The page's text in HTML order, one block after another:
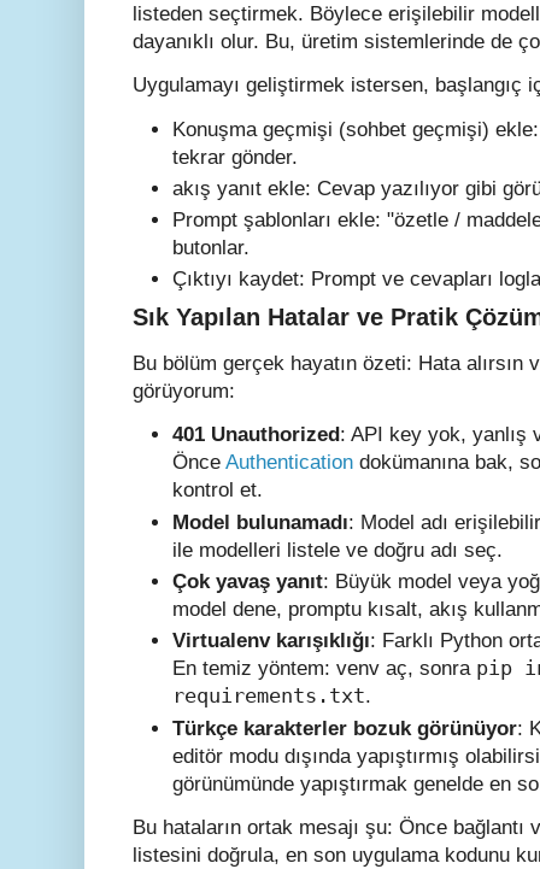
listeden seçtirmek. Böylece erişilebilir
dayanıklı olur. Bu, üretim sistemlerinde de
Uygulamayı geliştirmek istersen, başlangıç
Konuşma geçmişi (sohbet geçmişi)
tekrar gönder.
akış yanıt ekle: Cevap yazılıyor gibi
Prompt şablonları ekle: "özetle /
butonlar.
Çıktıyı kaydet: Prompt ve cevapları
Sık Yapılan Hatalar ve Pratik
Bu bölüm gerçek hayatın özeti: Hata alırsın
görüyorum:
401 Unauthorized : API key yok, yanlış
Önce Authentication dokümanına bak,
kontrol et.
Model bulunamadı: Model adı
ile modelleri listele ve doğru adı seç.
Çok yavaş yanıt: Büyük model veya
model dene, promptu kısalt, akış
Virtualenv karışıklığı: Farklı Python
En temiz yöntem: venv aç, sonra pip
requirements.txt.
Türkçe karakterler bozuk görünüyor:
editör modu dışında yapıştırmış
görünümünde yapıştırmak genelde en
Bu hataların ortak mesajı şu: Önce
listesini doğrula, en son uygulama kodunu